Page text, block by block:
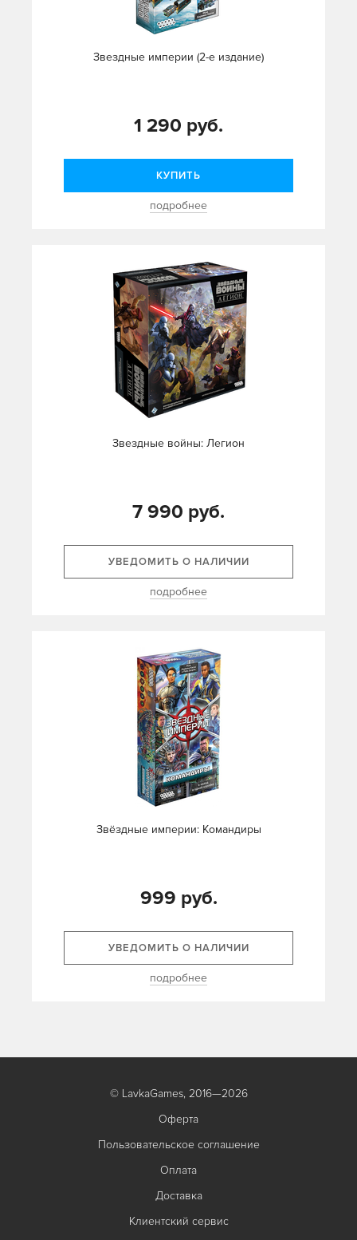
Звездные империи (2-е издание)
1 290 руб.
КУПИТЬ
подробнее
Звездные войны: Легион
7 990 руб.
УВЕДОМИТЬ О НАЛИЧИИ
подробнее
Звёздные империи: Командиры
999 руб.
УВЕДОМИТЬ О НАЛИЧИИ
подробнее
© LavkaGames, 2016—2026
Оферта
Пользовательское соглашение
Оплата
Доставка
Клиентский сервис